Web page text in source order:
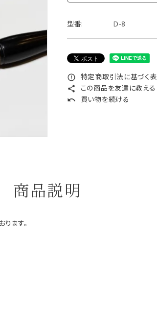
型番: D-8
error_outline 特定商取引法に基づく
share この商品を友達に教える
undo 買い物を続ける
商品説明
ます。